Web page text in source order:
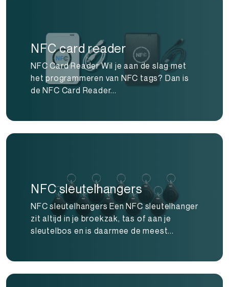
NFC card reader
NFC Card Reader Wil je aan de slag met
het programmeren van NFC tags? Dan is
de NFC Card Reader...
NFC sleutelhangers
NFC sleutelhangers Een NFC sleutelhanger
zit altijd in je broekzak, tas of aan je
sleutelbos en is daarmee de meest...